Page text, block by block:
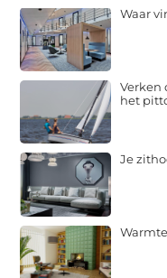
Waar
Verken
het
Je